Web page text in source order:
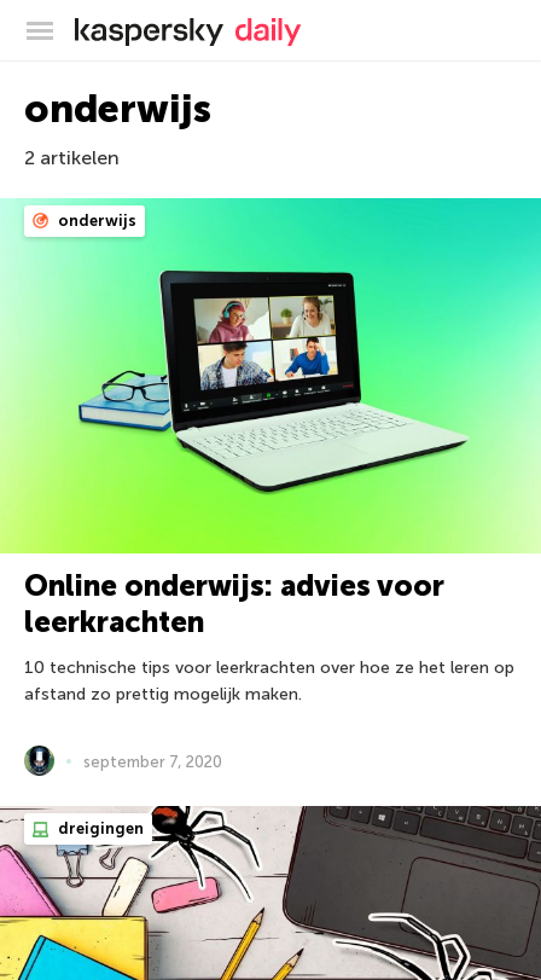
Kaspersky official blog
onderwijs
2 artikelen
onderwijs
Online onderwijs: advies voor
leerkrachten
10 technische tips voor leerkrachten over hoe ze het leren op
afstand zo prettig mogelijk maken.
september 7, 2020
dreigingen